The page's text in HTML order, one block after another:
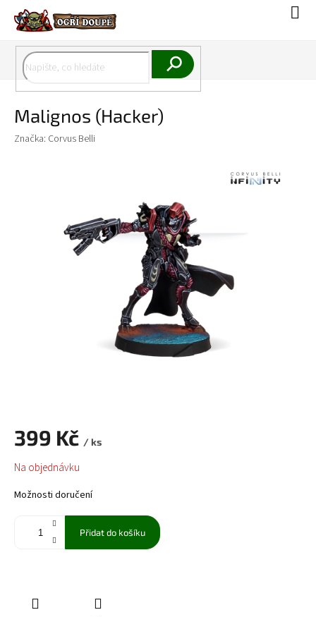
obsah
Malignos (Hacker)
Značka: Corvus Belli
399 Kč / ks
Měrná
cena:
Na objednávku
Možnosti doručení
Přidat do košíku